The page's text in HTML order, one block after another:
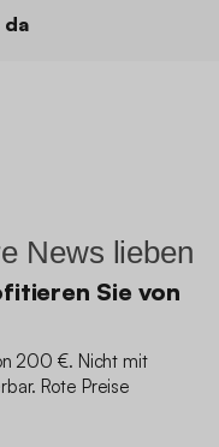
da
News lieben
Sie von
200 €. Nicht mit
Rote Preise